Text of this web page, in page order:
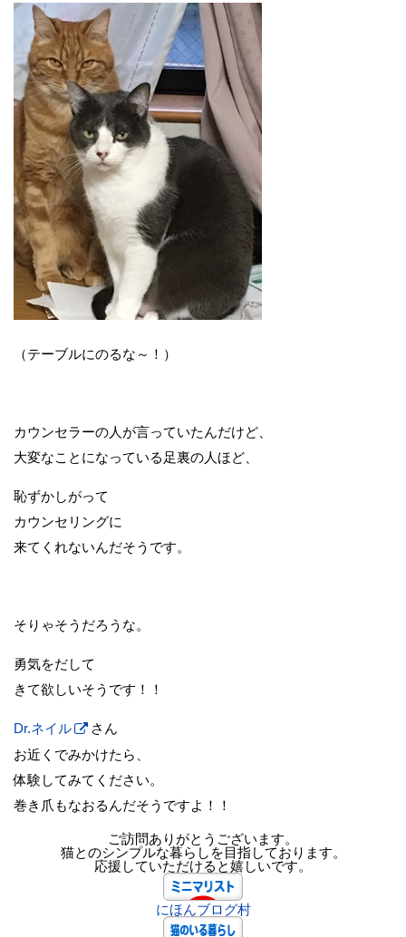
（テーブルにのるな～！）
カウンセラーの人が言っていたんだけど、
大変なことになっている足裏の人ほど、
恥ずかしがって
カウンセリングに
来てくれないんだそうです。
そりゃそうだろうな。
勇気をだして
きて欲しいそうです！！
Dr.ネイル
さん
お近くでみかけたら、
体験してみてください。
巻き爪もなおるんだそうですよ！！
ご訪問ありがとうございます。
猫とのシンプルな暮らしを目指しております。
応援していただけると嬉しいです。
にほんブログ村